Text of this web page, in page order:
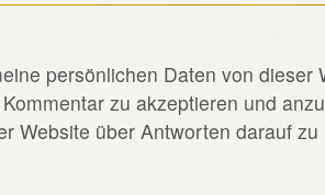
persönlichen Daten von dieser
zu akzeptieren und
Website über Antworten darauf zu